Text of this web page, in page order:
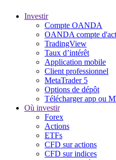
Investir
Compte OANDA
OANDA compte
TradingView
Taux d’intérêt
Application mobile
Client professionnel
MetaTrader 5
Options de dépôt
Télécharger app ou
Où investir
Forex
Actions
ETFs
CFD sur actions
CFD sur indices